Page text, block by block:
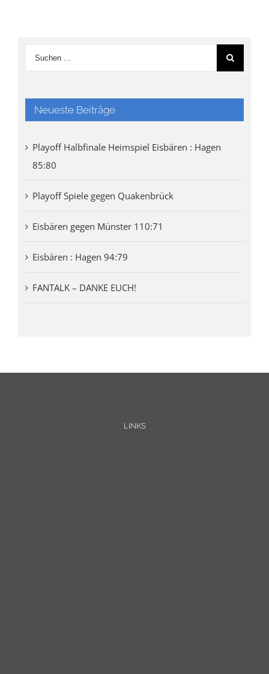
Neueste Beiträge
Playoff Halbfinale Heimspiel Eisbären : Hagen
85:80
Playoff Spiele gegen Quakenbrück
Eisbären gegen Münster 110:71
Eisbären : Hagen 94:79
FANTALK – DANKE EUCH!
LINKS